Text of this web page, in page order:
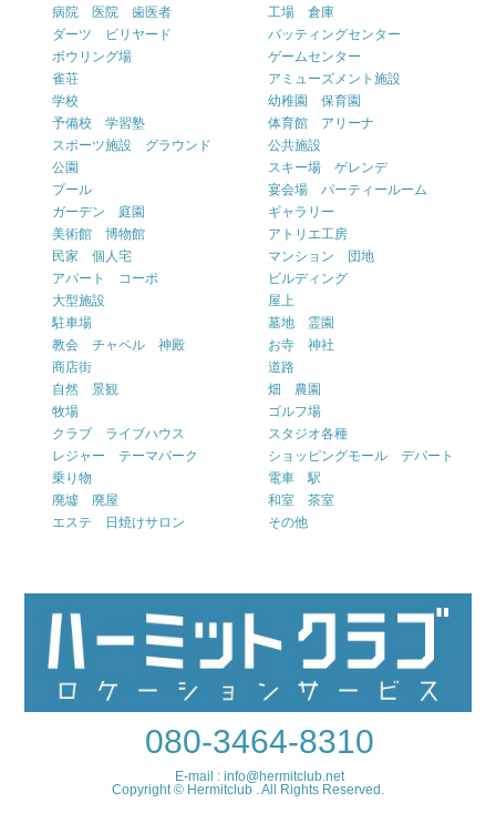
病院 医院 歯医者
工場 倉庫
ダーツ ビリヤード
バッティングセンター
ボウリング場
ゲームセンター
雀荘
アミューズメント施設
学校
幼稚園 保育園
予備校 学習塾
体育館 アリーナ
スポーツ施設 グラウンド
公共施設
公園
スキー場 ゲレンデ
プール
宴会場 パーティールーム
ガーデン 庭園
ギャラリー
美術館 博物館
アトリエ工房
民家 個人宅
マンション 団地
アパート コーポ
ビルディング
大型施設
屋上
駐車場
墓地 霊園
教会 チャペル 神殿
お寺 神社
商店街
道路
自然 景観
畑 農園
牧場
ゴルフ場
クラブ ライブハウス
スタジオ各種
レジャー テーマパーク
ショッピングモール デパート
乗り物
電車 駅
廃墟 廃屋
和室 茶室
エステ 日焼けサロン
その他
080-3464-8310
E-mail : info@hermitclub.net
Copyright © Hermitclub . All Rights Reserved.